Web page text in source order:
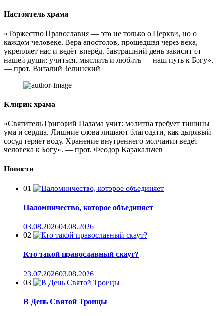
Настоятель храма
«Торжество Православия — это не только о Церкви, но о
каждом человеке. Вера апостолов, прошедшая через века,
укрепляет нас и ведёт вперёд. Завтрашний день зависит от
нашей души: учиться, мыслить и любить — наш путь к Богу».
— прот. Виталий Зелинский
Клирик храма
«Святитель Григорий Палама учит: молитва требует тишины
ума и сердца. Лишние слова лишают благодати, как дырявый
сосуд теряет воду. Хранение внутреннего молчания ведёт
человека к Богу». — прот. Феодор Каракальчев
Новости
01
Паломничество, которое объединяет
03.08.202604.08.2026
02
Кто такой православный скаут?
23.07.202603.08.2026
03
В День Святой Троицы